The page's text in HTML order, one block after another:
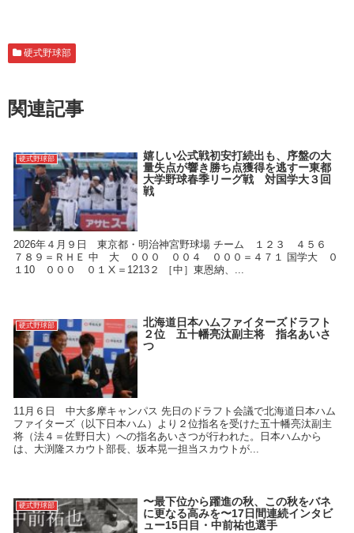
硬式野球部
関連記事
硬式野球部
嬉しい公式戦初安打続出も、序盤の大
量失点が響き勝ち点獲得を逃すー東都
大学野球春季リーグ戦 対国学大３回
戦
2026年４月９日 東京都・明治神宮野球場 チーム １２３ ４５６
７８９＝ＲＨＥ 中 大 ０００ ００４ ０００＝４７１ 国学大 ０
１10 ０００ ０１Ⅹ＝1213２ ［中］東恩納、...
硬式野球部
北海道日本ハムファイターズドラフト
２位 五十幡亮汰副主将 指名あいさ
つ
11月６日 中大多摩キャンパス 先日のドラフト会議で北海道日本ハム
ファイターズ（以下日本ハム）より２位指名を受けた五十幡亮汰副主
将（法４＝佐野日大）への指名あいさつが行われた。日本ハムから
は、大渕隆スカウト部長、坂本晃一担当スカウトが...
硬式野球部
〜最下位から躍進の秋、この秋をバネ
に更なる高みを〜17日間連続インタビ
ュー15日目・中前祐也選手